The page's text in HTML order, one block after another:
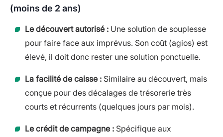
(moins de 2 ans)
Le découvert autorisé : Une solution de souplesse
pour faire face aux imprévus. Son coût (agios) est
élevé, il doit donc rester une solution ponctuelle.
La facilité de caisse : Similaire au découvert, mais
conçue pour des décalages de trésorerie très
courts et récurrents (quelques jours par mois).
Le crédit de campagne : Spécifique aux